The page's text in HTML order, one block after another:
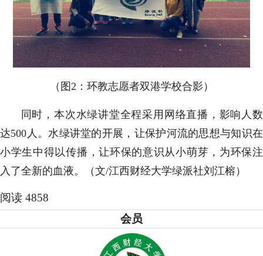
（图2：环教志愿者双港学校合影）
同时，本次水绿讲堂全程采用网络直播，影响人数
达500人。水绿讲堂的开展，让保护河流的思想与知识在
小学生中得以传播，让环保的意识从小萌芽，为环保注
入了全新的血液。（文/江西财经大学绿派社刘江榕）
阅读 4858
会员